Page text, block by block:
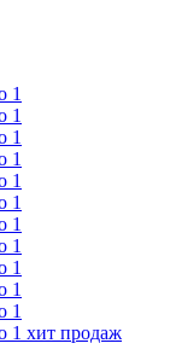
хит продаж